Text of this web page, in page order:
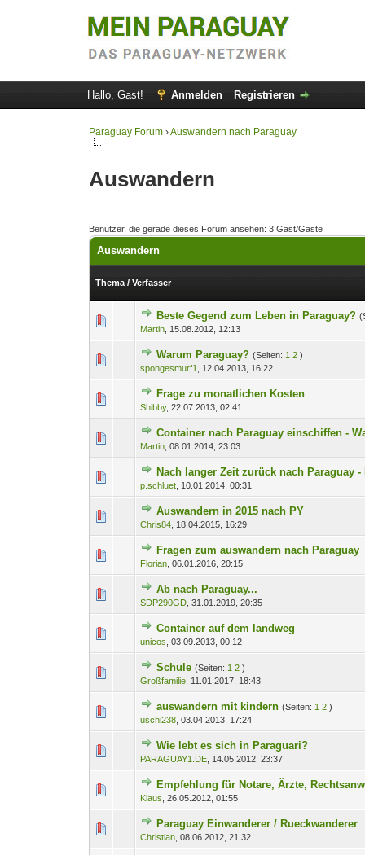
Hallo, Gast! Anmelden Registrieren
Paraguay Forum ›Auswandern nach Paraguay
Auswandern
Benutzer, die gerade dieses Forum ansehen: 3 Gast/Gäste
Auswandern
Thema /Verfasser
Beste Gegend zum Leben in Paraguay?
Martin 15.08.2012, 12:13
1 1
Warum Paraguay? (Seiten: 1 2 )
spongesmurf1
12.04.2013, 16:22
1
Frage zu monatlichen Kosten
Shibby,22.07.2013, 02:41
1
Container nach Paraguay einschiffen -
Martin ,08.01.2014, 23:03
1 1
Nach langer Zeit zurück nach Paraguay
p.schluet 10.01.2014, 00:31
1 1
Auswandern in 2015 nach PY
Chris84 18.04.2015, 16:29
1
Fragen zum auswandern nach Paraguay
Florian ,06.01.2016, 20:15
1 1
Ab nach Paraguay...
SDP290GD ,31.01.2019, 20:35
Container auf dem landweg
unicos ,03.09.2013, 00:12
1 Bewertung(en) -
Schule (Seiten: 1 2 )
Großfamilie 11.01.2017, 18:43
auswandern mit kindern (Seiten: 1 2 )
uschi238 ,03.04.2013, 17:24
1 Bewertung(en) - 1
Wie lebt es sich in Paraguari?
PARAGUAY1.DE 14.05.2012, 23:37
0 Bewertung(en) - 0
Empfehlung für Notare, Ärzte,
Klaus ,26.05.2012, 01:55
0 Bewertung(en) - 0 1
Paraguay Einwanderer / Rueckwanderer
Christian ,08.06.2012, 21:32
0 Bewertung(en) - 0